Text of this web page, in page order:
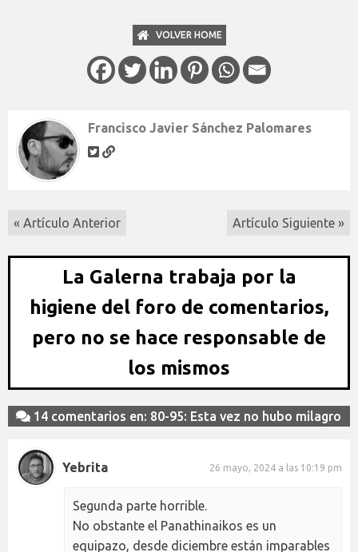
VOLVER HOME
Francisco Javier Sánchez Palomares
« Artículo Anterior Artículo Siguiente »
La Galerna trabaja por la
higiene del foro de comentarios,
pero no se hace responsable de
los mismos
14 comentarios en: 80-95: Esta vez no hubo milagro
Yebrita 26 mayo, 2024 a las 10:19 pm
Segunda parte horrible.
No obstante el Panathinaikos es un
equipazo, desde diciembre están imparables